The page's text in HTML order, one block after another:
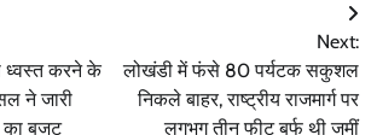
ध्वस्त करने के
ने जारी
का बजट
Next:
लोखंडी में फंसे 80 पर्यटक सकुशल
निकले बाहर, राष्ट्रीय राजमार्ग पर
लगभग तीन फीट बर्फ थी जमीं